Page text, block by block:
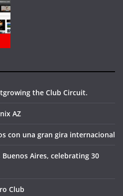
the Club Circuit.
AZ
con una gran gira internacional
Aires, celebrating 30
Club